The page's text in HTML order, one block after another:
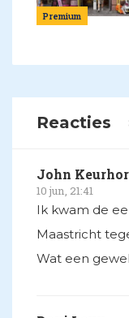
Premium
Reacties
John
10 jun, 21:41
Ik kwam de
Maastricht
Wat een